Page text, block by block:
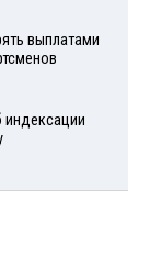
выплатами
индексации